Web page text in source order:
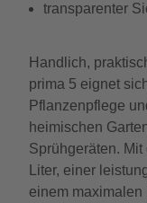
transparenter
Handlich,
prima 5 eignet
Pflanzenpflege
heimischen
Sprühgeräten.
Liter, einer
einem maximalen